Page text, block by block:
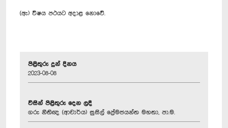
(ඇ) විෂය පථයට අදාළ නොවේ.
පිළිතුරු දුන් දිනය
2023-08-08
විසින් පිළිතුරු දෙන ලදී
ගරු නීතිඥ (ආචාර්ය) සුසිල් ප්‍රේමජයන්ත මහතා, පා.ම.